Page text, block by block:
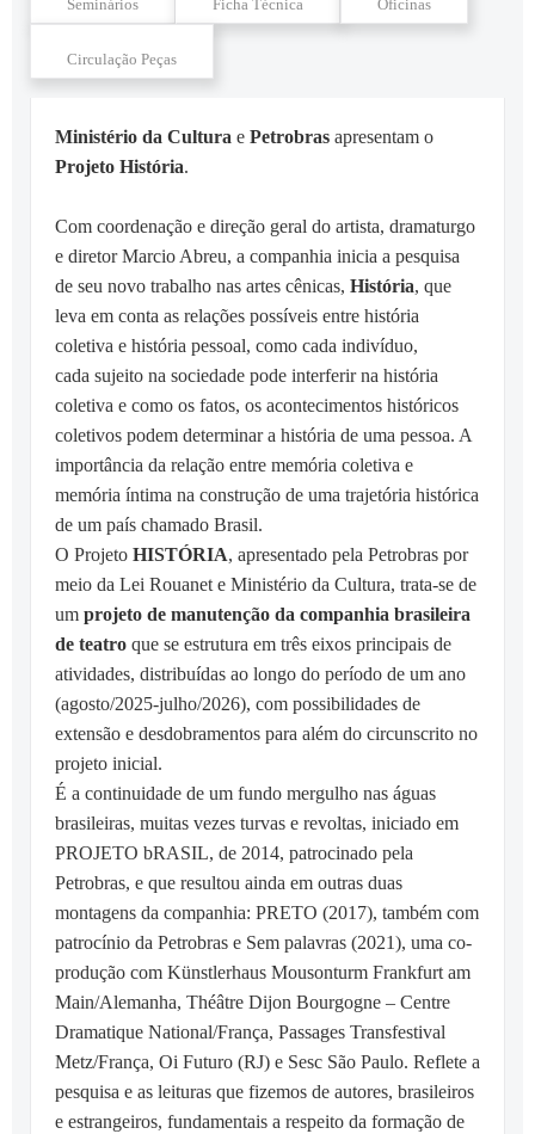
Seminários Ficha Técnica Oficinas
Circulação Peças
Ministério da Cultura e Petrobras apresentam o
Projeto História.
Com coordenação e direção geral do artista, dramaturgo
e diretor Marcio Abreu, a companhia inicia a pesquisa
de seu novo trabalho nas artes cênicas, História, que
leva em conta as relações possíveis entre história
coletiva e história pessoal, como cada indivíduo,
cada sujeito na sociedade pode interferir na história
coletiva e como os fatos, os acontecimentos históricos
coletivos podem determinar a história de uma pessoa. A
importância da relação entre memória coletiva e
memória íntima na construção de uma trajetória histórica
de um país chamado Brasil.
O Projeto HISTÓRIA, apresentado pela Petrobras por
meio da Lei Rouanet e Ministério da Cultura, trata-se de
um projeto de manutenção da companhia brasileira
de teatro que se estrutura em três eixos principais de
atividades, distribuídas ao longo do período de um ano
(agosto/2025-julho/2026), com possibilidades de
extensão e desdobramentos para além do circunscrito no
projeto inicial.
É a continuidade de um fundo mergulho nas águas
brasileiras, muitas vezes turvas e revoltas, iniciado em
PROJETO bRASIL, de 2014, patrocinado pela
Petrobras, e que resultou ainda em outras duas
montagens da companhia: PRETO (2017), também com
patrocínio da Petrobras e Sem palavras (2021), uma co-
produção com Künstlerhaus Mousonturm Frankfurt am
Main/Alemanha, Théâtre Dijon Bourgogne – Centre
Dramatique National/França, Passages Transfestival
Metz/França, Oi Futuro (RJ) e Sesc São Paulo. Reflete a
pesquisa e as leituras que fizemos de autores, brasileiros
e estrangeiros, fundamentais a respeito da formação de